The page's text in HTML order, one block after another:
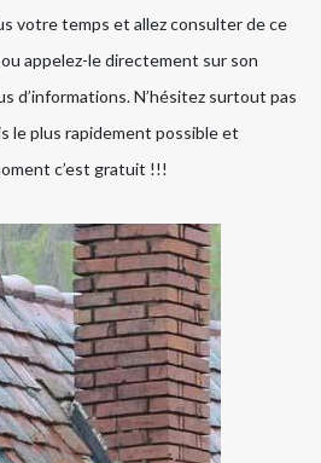
votre temps et allez consulter de ce
appelez-le directement sur son
d’informations. N’hésitez surtout pas
le plus rapidement possible et
c’est gratuit !!!